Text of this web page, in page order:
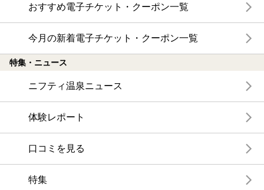
おすすめ電子チケット・クーポン一覧
今月の新着電子チケット・クーポン一覧
特集・ニュース
ニフティ温泉ニュース
体験レポート
口コミを見る
特集